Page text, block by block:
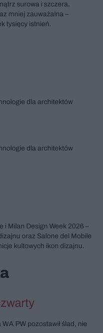
surowa i szczera,
mniej zauważalna –
tysięcy istnień.
dla architektów
dla architektów
i Milan Design Week 2026 –
oraz Salone del Mobile
kultowych ikon dizajnu.
PW pozostawił ślad, nie